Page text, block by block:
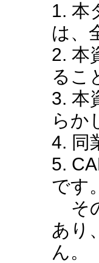
1. 本
は、
2. 本
るこ
3. 本
らか
4. 同
5.
です。
そ
あり
ん。